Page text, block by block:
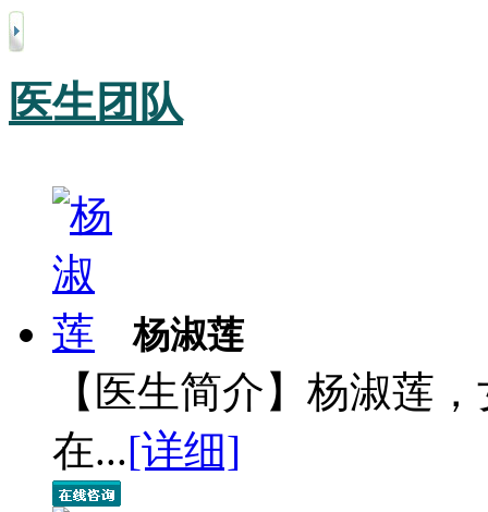
医生团队
杨淑莲
【医生简介】杨淑莲
在...[详细]